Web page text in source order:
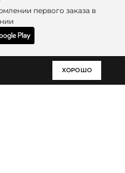
ХОРОШО
первого заказа в